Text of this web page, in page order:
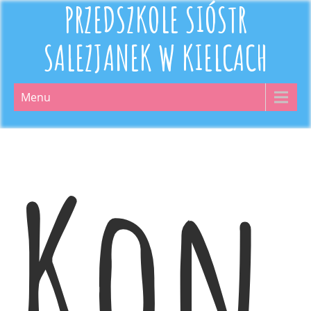
PRZEDSZKOLE SIÓSTR
SALEZJANEK W KIELCACH
Menu